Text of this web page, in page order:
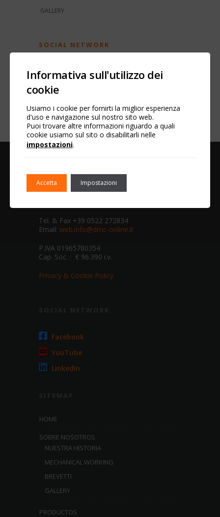
GALLERY
SOCIAL NETWORK
Facebook
YouTube
Via Camuncoli, 2
42018 San Martino in Rio
Tel. & Fax +39 0522 272834
Email: web.info@dmc-online.it
P.IVA 01965780354
Cap. Soc. : € 96.390 i.v.
Privacy & Cookie Policy
Facebook
YouTube
LinkedIn
HOME
SOBRE NOSOTROS
NUESTRA HISTORIA
MECHANICAL WORKING
BREVETTI
GALLERY
PRODUCTOS
Informativa sull'utilizzo dei
cookie
Usiamo i cookie per fornirti la miglior esperienza
d'uso e navigazione sul nostro sito web.
Puoi trovare altre informazioni riguardo a quali
cookie usiamo sul sito o disabilitarli nelle
impostazioni.
Accetta Impostazioni